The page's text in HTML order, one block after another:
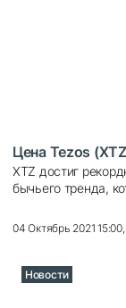
Цена Tezos
XTZ достиг
бычьего тренда,
04 Октябрь 2021
Новости